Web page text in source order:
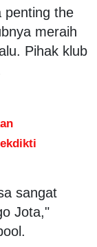
penting the
meraih
Pihak klub
sangat
Jota,"